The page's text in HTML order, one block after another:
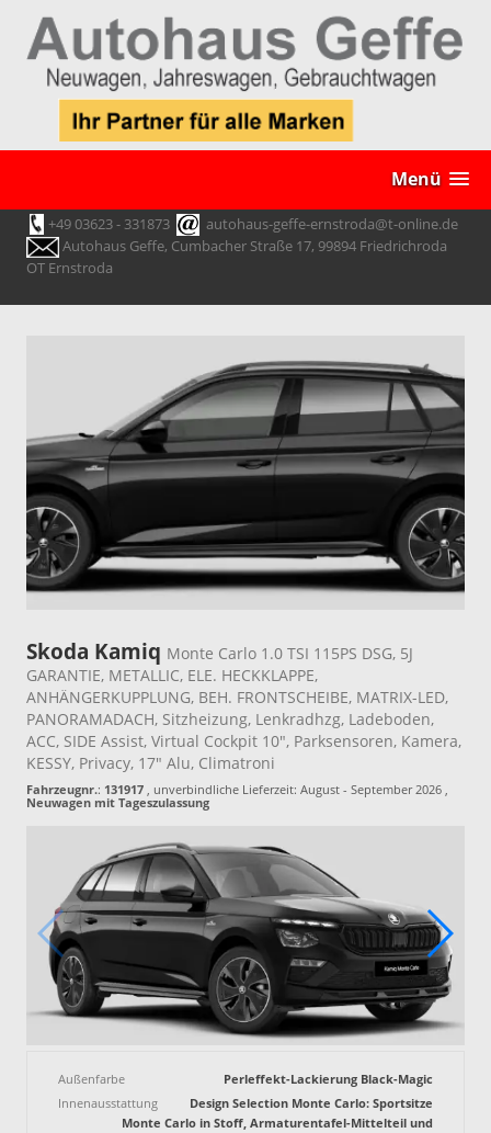
Menü
+49 03623 - 331873
autohaus-geffe-ernstroda@t-online.de
Autohaus Geffe, Cumbacher Straße 17, 99894 Friedrichroda
OT Ernstroda
Skoda Kamiq Monte Carlo 1.0 TSI 115PS DSG, 5J
GARANTIE, METALLIC, ELE. HECKKLAPPE,
ANHÄNGERKUPPLUNG, BEH. FRONTSCHEIBE, MATRIX-LED,
PANORAMADACH, Sitzheizung, Lenkradhzg, Ladeboden,
ACC, SIDE Assist, Virtual Cockpit 10", Parksensoren, Kamera,
KESSY, Privacy, 17" Alu, Climatroni
Fahrzeugnr.: 131917 , unverbindliche Lieferzeit: August - September 2026 ,
Neuwagen mit Tageszulassung
Außenfarbe
Perleffekt-Lackierung Black-Magic
Innenausstattung
Design Selection Monte Carlo: Sportsitze
Monte Carlo in Stoff, Armaturentafel-Mittelteil und